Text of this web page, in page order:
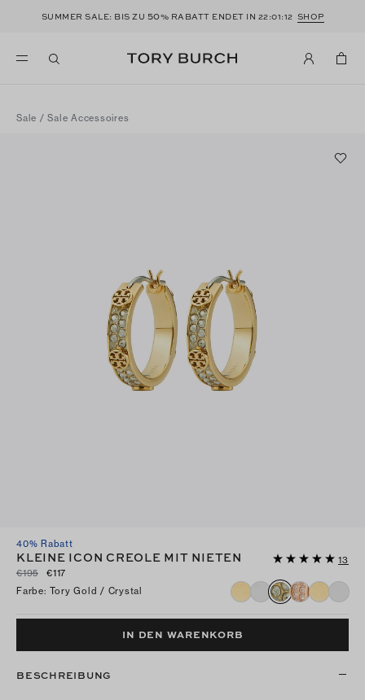
SUMMER SALE: BIS ZU50% RABATT ENDET IN22:01:11 SHOP
Sale /Sale Accessoires
40% Rabatt
KLEINE ICON CREOLE MIT NIETEN
13
€195
€117
Farbe: Tory Gold / Crystal
IN DEN WARENKORB
BESCHREIBUNG